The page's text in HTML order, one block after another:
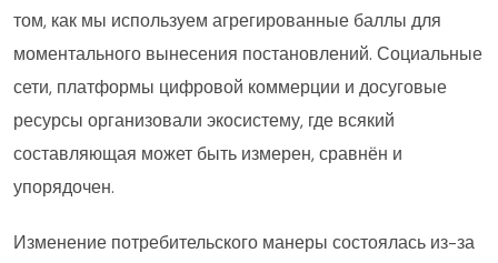
том, как мы используем агрегированные баллы для
моментального вынесения постановлений. Социальные
сети, платформы цифровой коммерции и досуговые
ресурсы организовали экосистему, где всякий
составляющая может быть измерен, сравнён и
упорядочен.
Изменение потребительского манеры состоялась из-за